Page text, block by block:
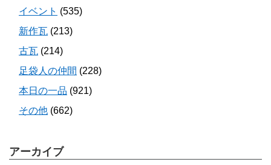
イベント (535)
新作瓦 (213)
古瓦 (214)
足袋人の仲間 (228)
本日の一品 (921)
その他 (662)
アーカイブ